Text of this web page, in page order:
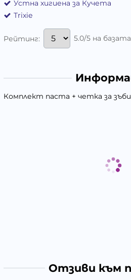
Устна хигиена за Кучета
Trixie
Рейтинг: 5.0/5 на
Комплект паста + четка за зъби
Отзиви към